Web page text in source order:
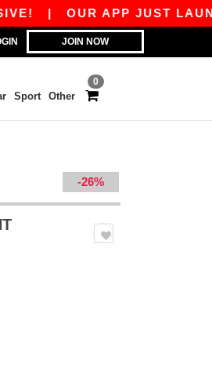
OUR APP JUST
JOIN NOW
0
Sport Other
-26%